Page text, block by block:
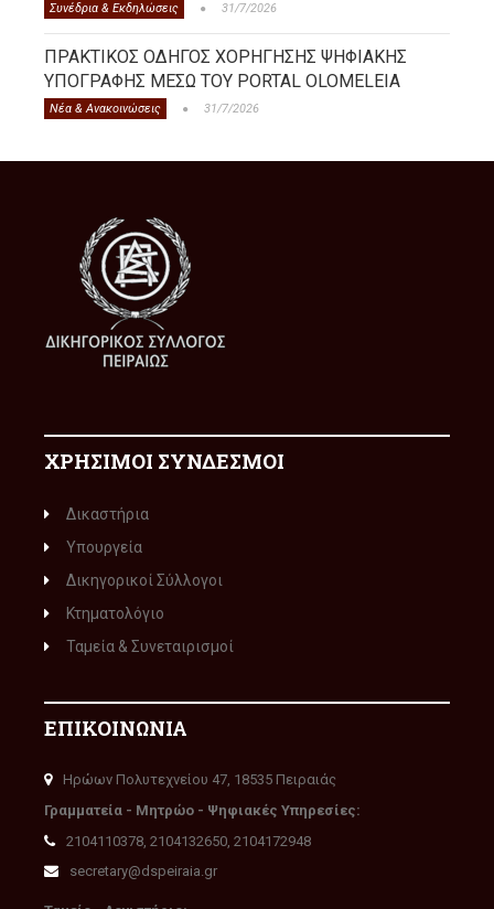
Συνέδρια & Εκδηλώσεις 31/7/2026
ΠΡΑΚΤΙΚΟΣ ΟΔΗΓΟΣ ΧΟΡΗΓΗΣΗΣ ΨΗΦΙΑΚΗΣ
ΥΠΟΓΡΑΦΗΣ ΜΕΣΩ ΤΟΥ PORTAL OLOMELEIA
Νέα & Ανακοινώσεις 31/7/2026
ΧΡΗΣΙΜΟΙ ΣΥΝΔΕΣΜΟΙ
Δικαστήρια
Υπουργεία
Δικηγορικοί Σύλλογοι
Κτηματολόγιο
Ταμεία & Συνεταιρισμοί
ΕΠΙΚΟΙΝΩΝΙΑ
Ηρώων Πολυτεχνείου 47, 18535 Πειραιάς
Γραμματεία - Μητρώο - Ψηφιακές Υπηρεσίες:
2104110378, 2104132650, 2104172948
secretary@dspeiraia.gr